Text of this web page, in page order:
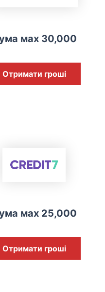
мах 30,000
Отримати гроші
мах 25,000
Отримати гроші